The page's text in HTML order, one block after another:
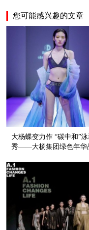
您可能感兴趣的文章
大杨蝶变力作 “碳中和”
秀——大杨集团绿色年华